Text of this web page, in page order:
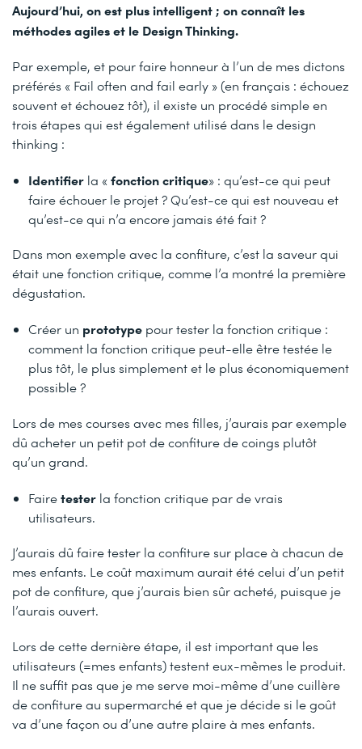
Aujourd’hui, on est plus intelligent ; on connaît les
méthodes agiles et le Design Thinking.
Par exemple, et pour faire honneur à l’un de mes dictons
préférés « Fail often and fail early » (en français : échouez
souvent et échouez tôt), il existe un procédé simple en
trois étapes qui est également utilisé dans le design
thinking :
Identifier la « fonction critique» : qu’est-ce qui peut
faire échouer le projet ? Qu’est-ce qui est nouveau et
qu’est-ce qui n’a encore jamais été fait ?
Dans mon exemple avec la confiture, c’est la saveur qui
était une fonction critique, comme l’a montré la première
dégustation.
Créer un prototype pour tester la fonction critique :
comment la fonction critique peut-elle être testée le
plus tôt, le plus simplement et le plus économiquement
possible ?
Lors de mes courses avec mes filles, j’aurais par exemple
dû acheter un petit pot de confiture de coings plutôt
qu’un grand.
Fairetester la fonction critique par de vrais
utilisateurs.
J’aurais dû faire tester la confiture sur place à chacun de
mes enfants. Le coût maximum aurait été celui d’un petit
pot de confiture, que j’aurais bien sûr acheté, puisque je
l’aurais ouvert.
Lors de cette dernière étape, il est important que les
utilisateurs (=mes enfants) testent eux-mêmes le produit.
Il ne suffit pas que je me serve moi-même d’une cuillère
de confiture au supermarché et que je décide si le goût
va d’une façon ou d’une autre plaire à mes enfants.